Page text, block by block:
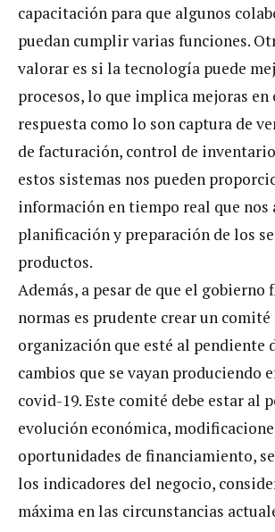
capacitación para que algunos
puedan cumplir varias funciones.
valorar es si la tecnología puede
procesos, lo que implica mejoras
respuesta como lo son captura de
de facturación, control de
estos sistemas nos pueden
información en tiempo real que nos
planificación y preparación de los
productos.
Además, a pesar de que el
normas es prudente crear un
organización que esté al pendiente
cambios que se vayan produciendo
covid-19. Este comité debe estar al
evolución económica,
oportunidades de financiamiento,
los indicadores del negocio,
máxima en las circunstancias